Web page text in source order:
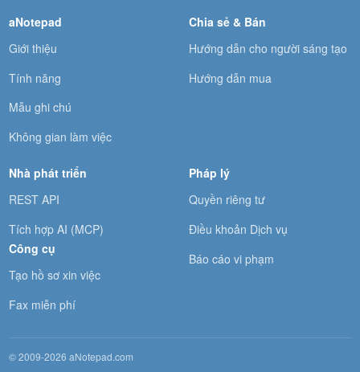
aNotepad
Giới thiệu
Tính năng
Mẫu ghi chú
Không gian làm việc
Chia sẻ & Bán
Hướng dẫn cho người sáng tạo
Hướng dẫn mua
Nhà phát triển
REST API
Tích hợp AI (MCP)
Công cụ
Tạo hồ sơ xin việc
Fax miễn phí
Pháp lý
Quyền riêng tư
Điều khoản Dịch vụ
Báo cáo vi phạm
© 2009-2026 aNotepad.com